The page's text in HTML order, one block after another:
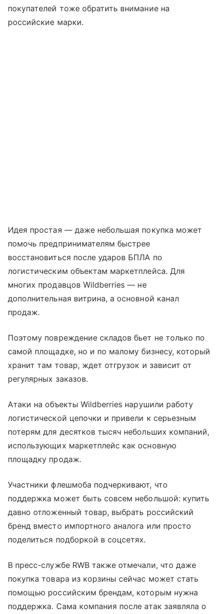
покупателей тоже обратить внимание на
российские марки.
Идея простая — даже небольшая покупка может
помочь предпринимателям быстрее
восстановиться после ударов БПЛА по
логистическим объектам маркетплейса. Для
многих продавцов Wildberries — не
дополнительная витрина, а основной канал
продаж.
Поэтому повреждение складов бьет не только по
самой площадке, но и по малому бизнесу, который
хранит там товар, ждет отгрузок и зависит от
регулярных заказов.
Атаки на объекты Wildberries нарушили работу
логистической цепочки и привели к серьезным
потерям для десятков тысяч небольших компаний,
использующих маркетплейс как основную
площадку продаж.
Участники флешмоба подчеркивают, что
поддержка может быть совсем небольшой: купить
давно отложенный товар, выбрать российский
бренд вместо импортного аналога или просто
поделиться подборкой в соцсетях.
В пресс-службе RWB также отмечали, что даже
покупка товара из корзины сейчас может стать
помощью российским брендам, которым нужна
поддержка. Сама компания после атак заявляла о